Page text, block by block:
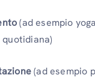
(ad esempio
(ad esempio